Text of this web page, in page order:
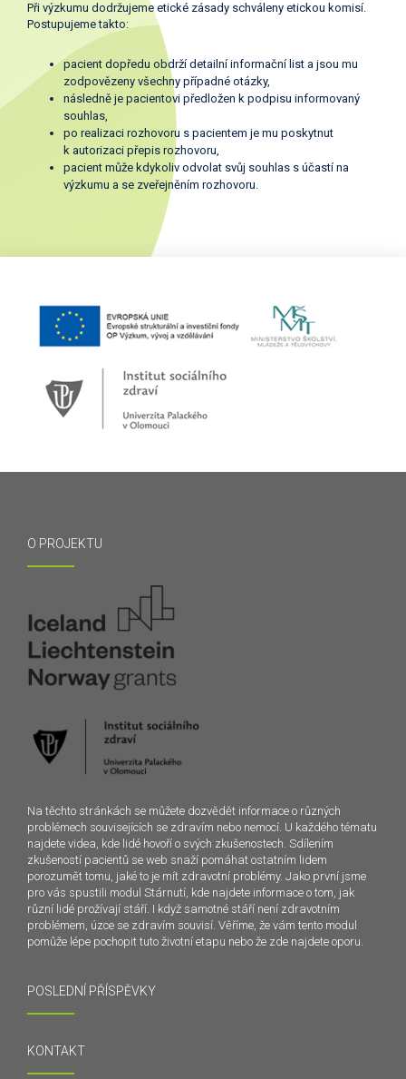
Při výzkumu dodržujeme etické zásady schváleny etickou komisí.
Postupujeme takto:
pacient dopředu obdrží detailní informační list a jsou mu
zodpovězeny všechny případné otázky,
následně je pacientovi předložen k podpisu informovaný
souhlas,
po realizaci rozhovoru s pacientem je mu poskytnut
k autorizaci přepis rozhovoru,
pacient může kdykoliv odvolat svůj souhlas s účastí na
výzkumu a se zveřejněním rozhovoru.
O PROJEKTU
Na těchto stránkách se můžete dozvědět informace o různých
problémech souvisejících se zdravím nebo nemocí. U každého tématu
najdete videa, kde lidé hovoří o svých zkušenostech. Sdílením
zkušeností pacientů se web snaží pomáhat ostatním lidem
porozumět tomu, jaké to je mít zdravotní problémy. Jako první jsme
pro vás spustili modul Stárnutí, kde najdete informace o tom, jak
různí lidé prožívají stáří. I když samotné stáří není zdravotním
problémem, úzce se zdravím souvisí. Věříme, že vám tento modul
pomůže lépe pochopit tuto životní etapu nebo že zde najdete oporu.
POSLEDNÍ PŘÍSPĚVKY
KONTAKT